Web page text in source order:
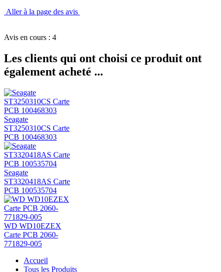
Aller à la page des avis
Avis en cours : 4
Les clients qui ont choisi ce produit ont
également acheté ...
Seagate
ST3250310CS Carte
PCB 100468303
Seagate
ST3320418AS Carte
PCB 100535704
WD WD10EZEX
Carte PCB 2060-
771829-005
Accueil
Tous les Produits